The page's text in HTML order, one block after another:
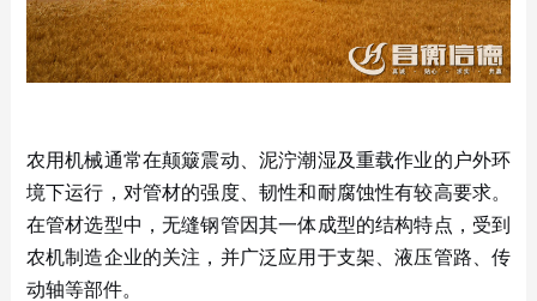
农用机械通常在颠簸震动、泥泞潮湿及重载作业的户外环
境下运行，对管材的强度、韧性和耐腐蚀性有较高要求。
在管材选型中，无缝钢管因其一体成型的结构特点，受到
农机制造企业的关注，并广泛应用于支架、液压管路、传
动轴等部件。